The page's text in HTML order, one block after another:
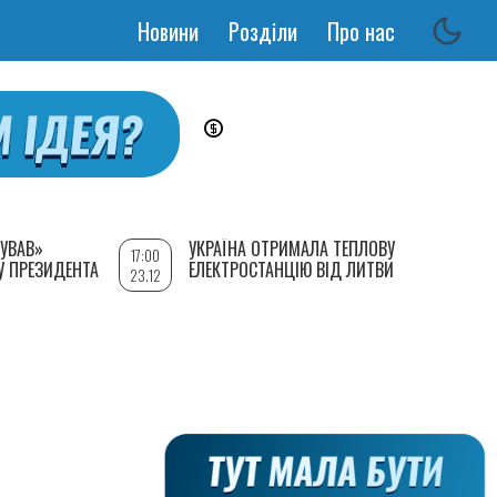
Основная
Новини Розділи Про нас
ПРЕЗИДЕНТА
17:00
23.12
УКРАЇНА ОТРИМАЛА ТЕПЛОВУ
ЕЛЕКТРОСТАНЦІЮ ВІД ЛИТВИ